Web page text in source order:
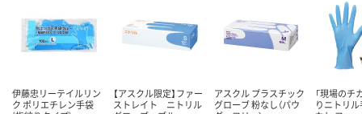
伊藤忠リーテイルリン
ク ポリエチレン手袋
【アスクル限定】ファー
ストレイト ニトリル
アスクル プラスチック
グローブ 粉なし（パウ
「現場のチ
りニトリ